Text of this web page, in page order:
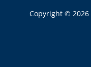
Copyright © 2026